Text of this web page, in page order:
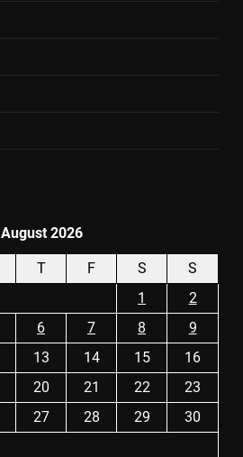
August 2026
T F S
S
1
2
6 7 8
9
13 14 15
16
20 21 22
23
27 28 29
30